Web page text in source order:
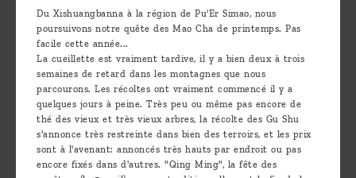
Découvrir
le thé
Pu'Erh
Comment
infuser
votre thé
Du Xishuangbanna à la région de Pu'Er Simao, nous
poursuivons notre quête des Mao Cha de printemps. Pas
facile cette année...
La cueillette est vraiment tardive, il y a bien deux à trois
semaines de retard dans les montagnes que nous
parcourons. Les récoltes ont vraiment commencé il y a
quelques jours à peine. Très peu ou même pas encore de
thé des vieux et très vieux arbres, la récolte des Gu Shu
s'annonce très restreinte dans bien des terroirs, et les prix
sont à l'avenant: annoncés très hauts par endroit ou pas
encore fixés dans d'autres. "Qing Ming", la fête des